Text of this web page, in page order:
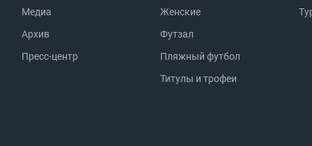
Медиа
Архив
Пресс-центр
Женские
Футзал
Пляжный футбол
Титулы и трофеи